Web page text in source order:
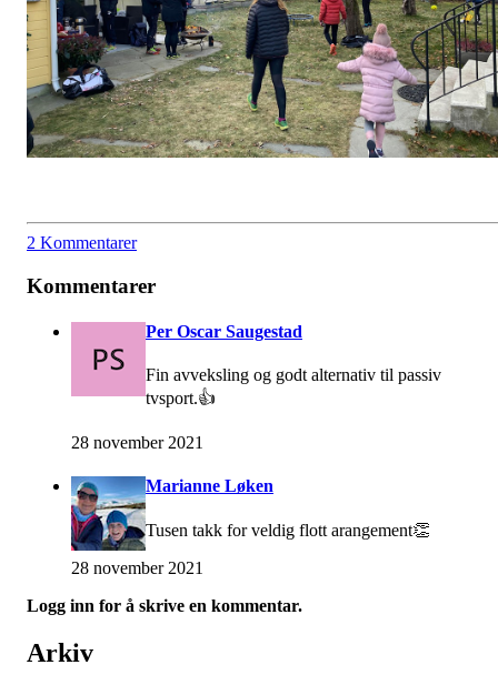
2 Kommentarer
Kommentarer
Per Oscar Saugestad
Fin avveksling og godt alternativ til passiv
tvsport.👍
28 november 2021
Marianne Løken
Tusen takk for veldig flott arangement👏
28 november 2021
Logg inn for å skrive en kommentar.
Arkiv